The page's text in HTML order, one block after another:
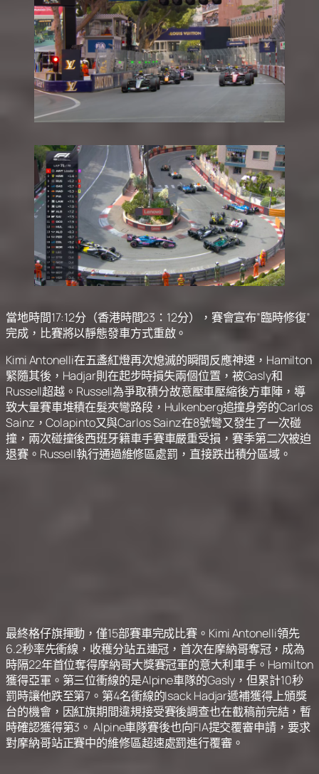
當地時間17:12分（香港時間23：12分），賽會宣布”臨時修復”
完成，比賽將以靜態發車方式重啟。
Kimi Antonelli在五盞紅燈再次熄滅的瞬間反應神速，Hamilton
緊隨其後，Hadjar則在起步時損失兩個位置，被Gasly和
Russell超越。Russell為爭取積分故意壓車壓縮後方車陣，導
致大量賽車堆積在髮夾彎路段，Hulkenberg追撞身旁的Carlos
Sainz，Colapinto又與Carlos Sainz在8號彎又發生了一次碰
撞，兩次碰撞後西班牙籍車手賽車嚴重受損，賽季第二次被迫
退賽。Russell執行通過維修區處罰，直接跌出積分區域。
最終格仔旗揮動，僅15部賽車完成比賽。Kimi Antonelli領先
6.2秒率先衝線，收穫分站五連冠，首次在摩納哥奪冠，成為
時隔22年首位奪得摩納哥大獎賽冠軍的意大利車手。Hamilton
獲得亞軍。第三位衝線的是Alpine車隊的Gasly，但累計10秒
罰時讓他跌至第7。第4名衝線的Isack Hadjar遞補獲得上頒獎
台的機會，因紅旗期間違規接受賽後調查也在截稿前完結，暫
時確認獲得第3。 Alpine車隊賽後也向FIA提交覆審申請，要求
對摩納哥站正賽中的維修區超速處罰進行覆審。